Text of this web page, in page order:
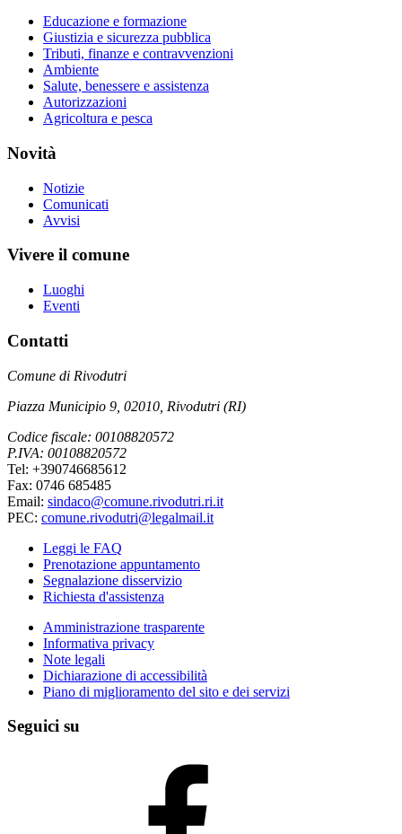
Educazione e formazione
Giustizia e sicurezza pubblica
Tributi, finanze e contravvenzioni
Ambiente
Salute, benessere e assistenza
Autorizzazioni
Agricoltura e pesca
Novità
Notizie
Comunicati
Avvisi
Vivere il comune
Luoghi
Eventi
Contatti
Comune di Rivodutri
Piazza Municipio 9, 02010, Rivodutri (RI)
Codice fiscale: 00108820572
P.IVA: 00108820572
Tel: +390746685612
Fax: 0746 685485
Email: sindaco@comune.rivodutri.ri.it
PEC: comune.rivodutri@legalmail.it
Leggi le FAQ
Prenotazione appuntamento
Segnalazione disservizio
Richiesta d'assistenza
Amministrazione trasparente
Informativa privacy
Note legali
Dichiarazione di accessibilità
Piano di miglioramento del sito e dei servizi
Seguici su